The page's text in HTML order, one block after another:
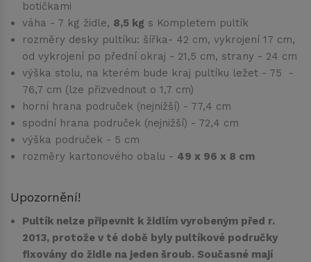
botičkami
váha - 7 kg židle, 8,5 kg s Kompletem pultík
rozměry desky pultíku: šířka- 42 cm, vykrojení 17 cm,
od vykrojení po přední okraj - 21,5 cm, strany - 24 cm
výška stolu, na kterém bude kraj pultíku ležet - 75 -
76,7 cm (lze přizvednout o 1,7 cm)
horní hrana područek (nejnižší) - 77,4 cm
spodní hrana područek (nejnižší) - 72,4 cm
výška područek - 5 cm
rozměry kartonového obalu - 49 x 96 x 8 cm
Upozornění!
Pultík nelze připevnit k židlím vyrobeným před r.
2013, protože v té době byly pultíkové područky
fixovány do židle na jeden šroub. Současné mají